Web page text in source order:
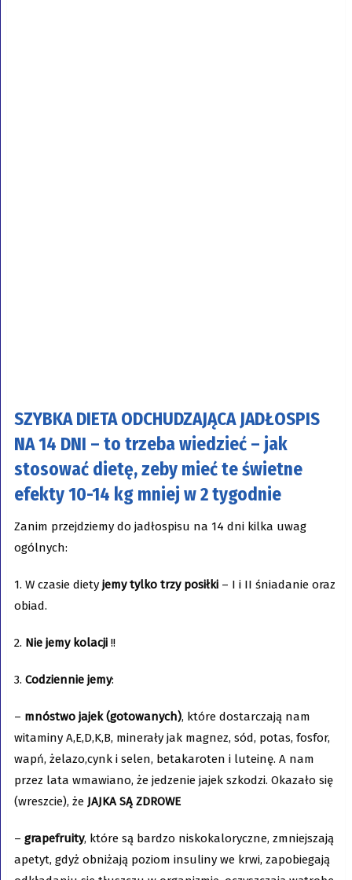
SZYBKA DIETA ODCHUDZAJĄCA JADŁOSPIS
NA 14 DNI – to trzeba wiedzieć – jak
stosować dietę, zeby mieć te świetne
efekty 10-14 kg mniej w 2 tygodnie
Zanim przejdziemy do jadłospisu na 14 dni kilka uwag
ogólnych:
1. W czasie diety jemy tylko trzy posiłki– I i II śniadanie oraz
obiad.
2. Nie jemy kolacji!!
3. Codziennie jemy:
– mnóstwo jajek (gotowanych), które dostarczają nam
witaminy A,E,D,K,B, minerały jak magnez, sód, potas, fosfor,
wapń, żelazo,cynk i selen, betakaroten i luteinę. A nam
przez lata wmawiano, że jedzenie jajek szkodzi. Okazało się
(wreszcie), że JAJKA SĄ ZDROWE
– grapefruity, które są bardzo niskokaloryczne, zmniejszają
apetyt, gdyż obniżają poziom insuliny we krwi, zapobiegają